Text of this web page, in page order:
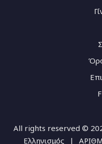
All rights reserved ©
Ελληνισμός
|